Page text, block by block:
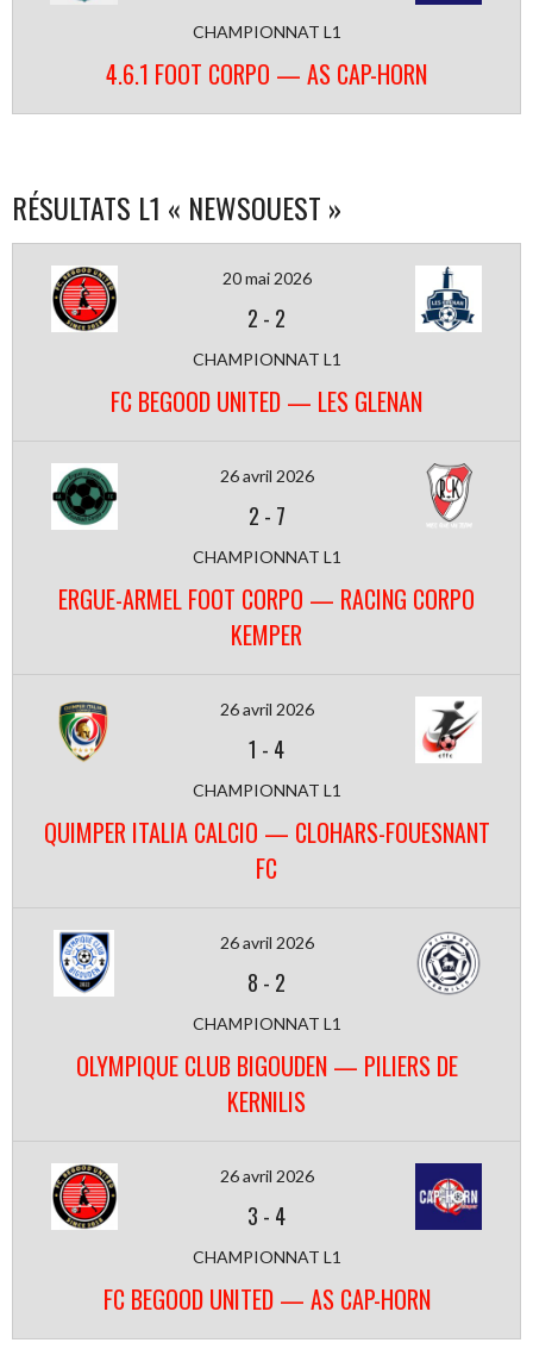
CHAMPIONNAT L1
4.6.1 FOOT CORPO — AS CAP-HORN
RÉSULTATS L1 « NEWSOUEST »
20 mai 2026
2 - 2
CHAMPIONNAT L1
FC BEGOOD UNITED — LES GLENAN
26 avril 2026
2 - 7
CHAMPIONNAT L1
ERGUE-ARMEL FOOT CORPO — RACING CORPO
KEMPER
26 avril 2026
1 - 4
CHAMPIONNAT L1
QUIMPER ITALIA CALCIO — CLOHARS-FOUESNANT
FC
26 avril 2026
8 - 2
CHAMPIONNAT L1
OLYMPIQUE CLUB BIGOUDEN — PILIERS DE
KERNILIS
26 avril 2026
3 - 4
CHAMPIONNAT L1
FC BEGOOD UNITED — AS CAP-HORN